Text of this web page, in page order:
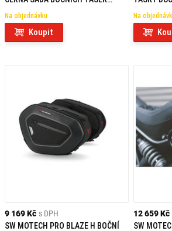
Na objednávku
Koupit
Na
9 169 Kč s DPH
SW MOTECH PRO BLAZE H BOČNÍ
12 659 Kč
SW